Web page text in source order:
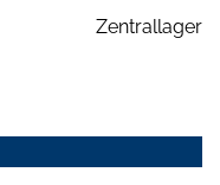
Zentrallager